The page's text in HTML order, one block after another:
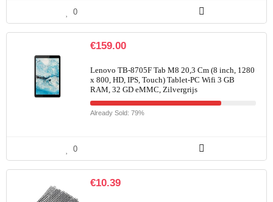
0
€159.00
Lenovo TB-8705F Tab M8 20,3 Cm (8 inch, 1280
x 800, HD, IPS, Touch) Tablet-PC Wifi 3 GB
RAM, 32 GD eMMC, Zilvergrijs
Already Sold: 79%
0
€10.39